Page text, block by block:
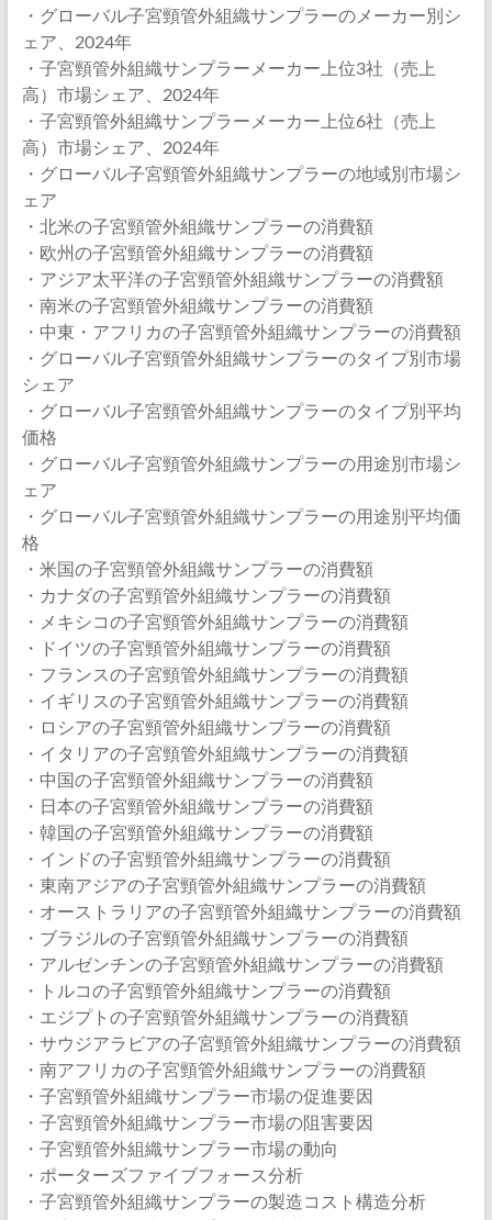
・グローバル子宮頸管外組織サンプラーのメーカー別シ
ェア、2024年
・子宮頸管外組織サンプラーメーカー上位3社（売上
高）市場シェア、2024年
・子宮頸管外組織サンプラーメーカー上位6社（売上
高）市場シェア、2024年
・グローバル子宮頸管外組織サンプラーの地域別市場シ
ェア
・北米の子宮頸管外組織サンプラーの消費額
・欧州の子宮頸管外組織サンプラーの消費額
・アジア太平洋の子宮頸管外組織サンプラーの消費額
・南米の子宮頸管外組織サンプラーの消費額
・中東・アフリカの子宮頸管外組織サンプラーの消費額
・グローバル子宮頸管外組織サンプラーのタイプ別市場
シェア
・グローバル子宮頸管外組織サンプラーのタイプ別平均
価格
・グローバル子宮頸管外組織サンプラーの用途別市場シ
ェア
・グローバル子宮頸管外組織サンプラーの用途別平均価
格
・米国の子宮頸管外組織サンプラーの消費額
・カナダの子宮頸管外組織サンプラーの消費額
・メキシコの子宮頸管外組織サンプラーの消費額
・ドイツの子宮頸管外組織サンプラーの消費額
・フランスの子宮頸管外組織サンプラーの消費額
・イギリスの子宮頸管外組織サンプラーの消費額
・ロシアの子宮頸管外組織サンプラーの消費額
・イタリアの子宮頸管外組織サンプラーの消費額
・中国の子宮頸管外組織サンプラーの消費額
・日本の子宮頸管外組織サンプラーの消費額
・韓国の子宮頸管外組織サンプラーの消費額
・インドの子宮頸管外組織サンプラーの消費額
・東南アジアの子宮頸管外組織サンプラーの消費額
・オーストラリアの子宮頸管外組織サンプラーの消費額
・ブラジルの子宮頸管外組織サンプラーの消費額
・アルゼンチンの子宮頸管外組織サンプラーの消費額
・トルコの子宮頸管外組織サンプラーの消費額
・エジプトの子宮頸管外組織サンプラーの消費額
・サウジアラビアの子宮頸管外組織サンプラーの消費額
・南アフリカの子宮頸管外組織サンプラーの消費額
・子宮頸管外組織サンプラー市場の促進要因
・子宮頸管外組織サンプラー市場の阻害要因
・子宮頸管外組織サンプラー市場の動向
・ポーターズファイブフォース分析
・子宮頸管外組織サンプラーの製造コスト構造分析